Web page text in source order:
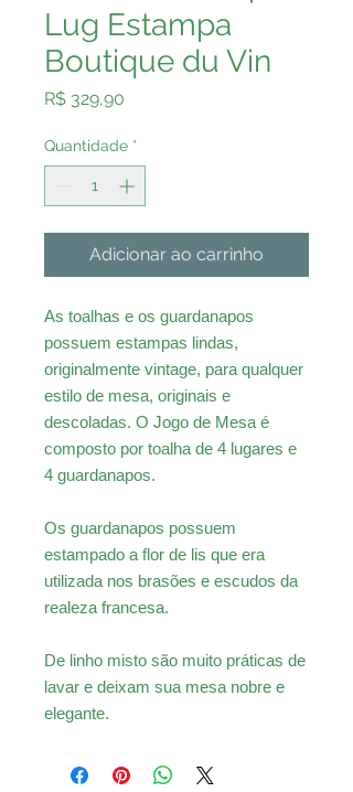
Lug Estampa
Boutique du Vin
R$ 329,90
Quantidade *
Adicionar ao carrinho
As toalhas e os guardanapos
possuem estampas lindas,
originalmente vintage, para qualquer
estilo de mesa, originais e
descoladas. O Jogo de Mesa é
composto por toalha de 4 lugares e
4 guardanapos.
Os guardanapos possuem
estampado a flor de lis que era
utilizada nos brasões e escudos da
realeza francesa.
De linho misto são muito práticas de
lavar e deixam sua mesa nobre e
elegante.